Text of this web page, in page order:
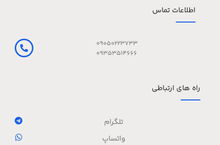
اطلاعات تماس
09050223733
09353514666
راه های ارتباطی
تلگرام
واتساپ